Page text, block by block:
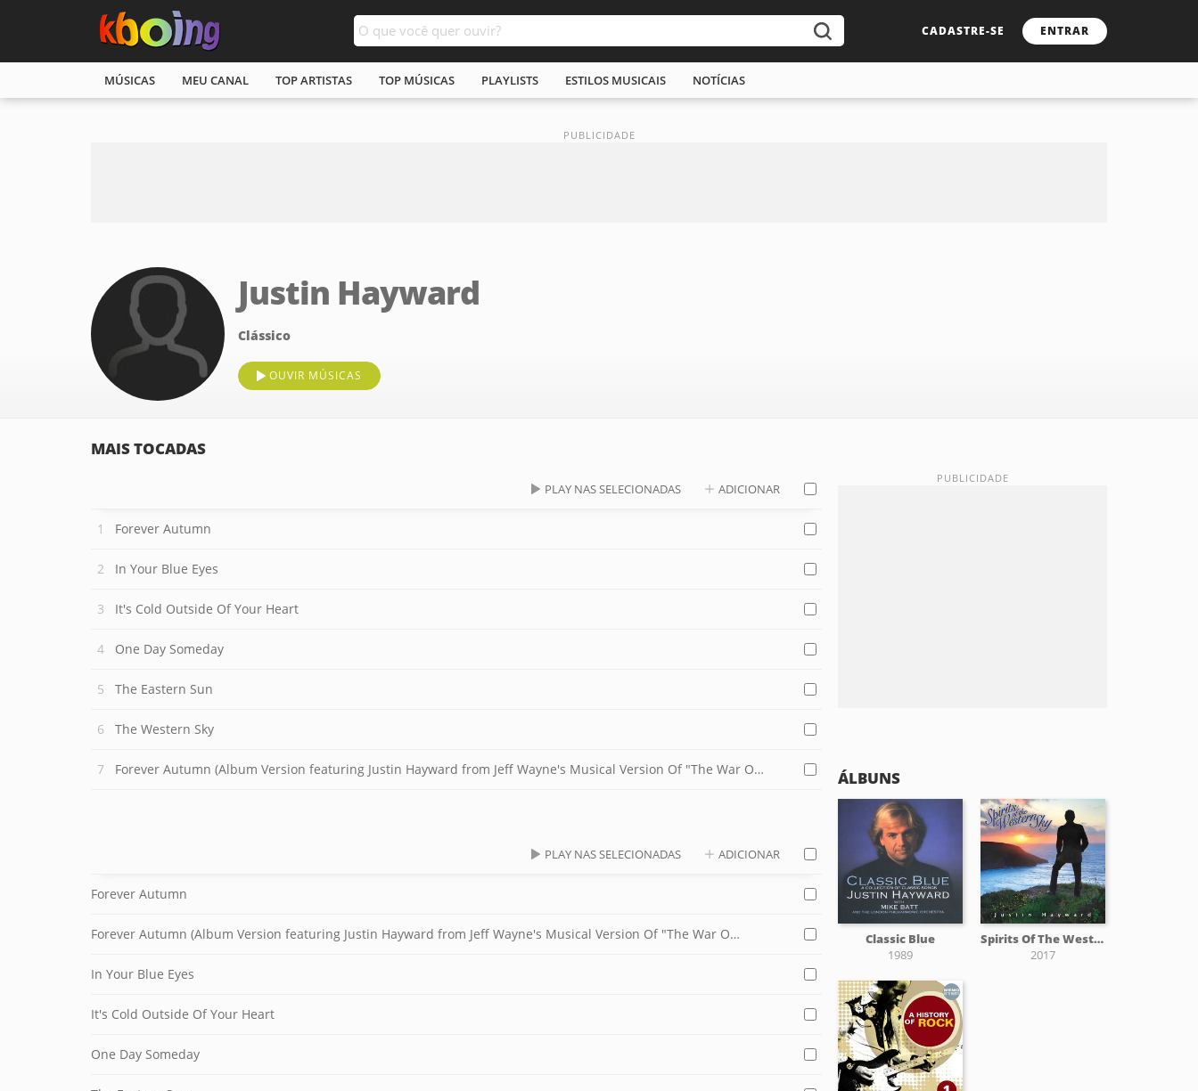
CADASTRE-SE ENTRAR
MÚSICAS MEU CANAL TOP ARTISTAS TOP MÚSICAS PLAYLISTS ESTILOS MUSICAIS NOTÍCIAS
Justin Hayward
Clássico
OUVIR MÚSICAS
MAIS TOCADAS
PLAY NAS SELECIONADAS ADICIONAR
Forever Autumn
In Your Blue Eyes
It's Cold Outside Of Your Heart
One Day Someday
The Eastern Sun
The Western Sky
Forever Autumn (Album Version featuring Justin Hayward from Jeff Wayne's Musical Version Of "The War Of The Worlds")
PLAY NAS SELECIONADAS ADICIONAR
Forever Autumn
Forever Autumn (Album Version featuring Justin Hayward from Jeff Wayne's Musical Version Of "The War Of The Worlds")
In Your Blue Eyes
It's Cold Outside Of Your Heart
One Day Someday
ÁLBUNS
Classic Blue
1989
Spirits Of The Western Sky
2017